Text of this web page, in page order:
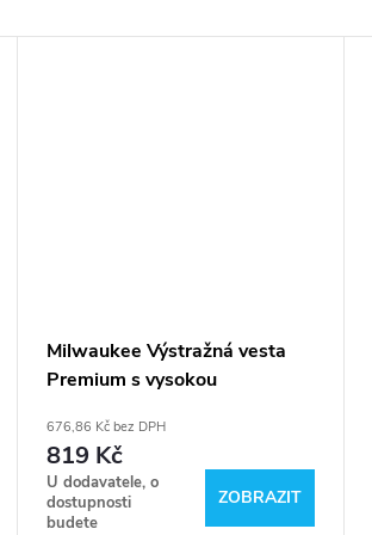
Milwaukee Výstražná vesta
Premium s vysokou
676,86 Kč bez DPH
819 Kč
U dodavatele, o
dostupnosti
budete
ZOBRAZIT